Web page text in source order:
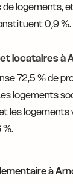
de logements,
0,9 %.
locataires à
72,5 % de
logements
les
à